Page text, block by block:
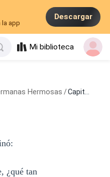
app
Descargar
Mi biblioteca
Hermosas /Capitulo6
¿qué tan